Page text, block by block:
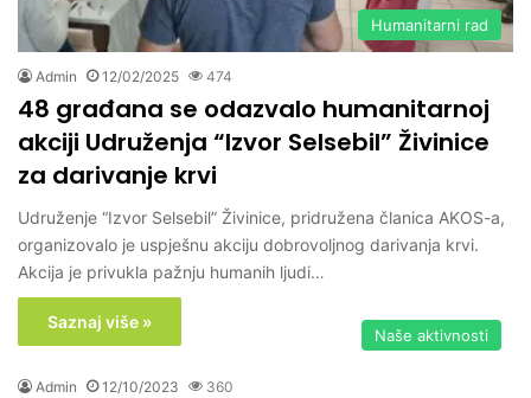
Humanitarni rad
Admin 12/02/2025 474
48 građana se odazvalo humanitarnoj
akciji Udruženja “Izvor Selsebil” Živinice
za darivanje krvi
Udruženje “Izvor Selsebil” Živinice, pridružena članica AKOS-a,
organizovalo je uspješnu akciju dobrovoljnog darivanja krvi.
Akcija je privukla pažnju humanih ljudi…
Saznaj više »
Naše aktivnosti
Admin 12/10/2023 360